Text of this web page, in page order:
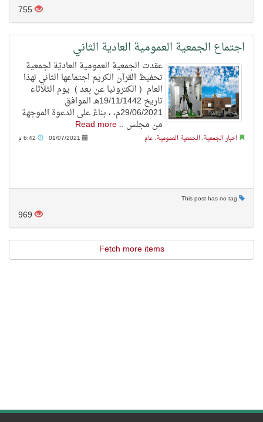
755
اجتماع الجمعية العمومية العادية الثاني
عقدت الجمعية العمومية العاديّة لجمعية
تحفيظ القرآن الكريم اجتماعها الثاني لهذا
العام ( الكترونيا عن بعد ) يوم الثلاثاء
تاريخ 19/11/1442هـ الموافق
29/06/2021م، ، بناءً على الدعوة الموجهة
من مجلس ..Read more
اخبار الجمعية, الجمعية العمومية, عام 01/07/2021
969
Fetch more items